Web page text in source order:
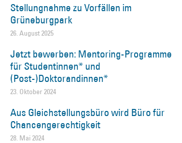
Stellungnahme zu Vorfällen im
Grüneburgpark
26. August 2025
Jetzt bewerben: Mentoring-Programme
für Studentinnen* und
(Post-)Doktorandinnen*
23. Oktober 2024
Aus Gleichstellungsbüro wird Büro für
Chancengerechtigkeit
28. Mai 2024